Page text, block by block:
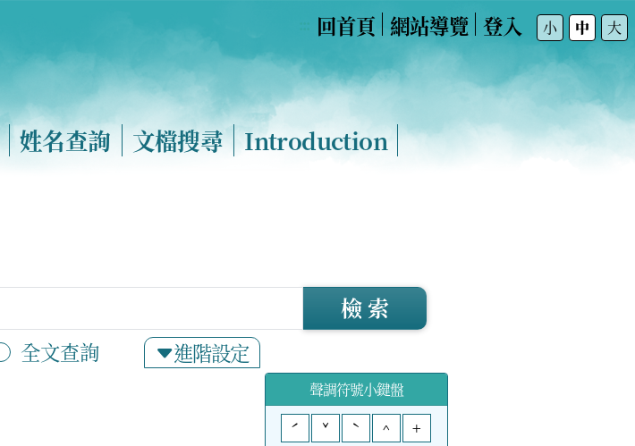
回首頁 網站導覽 登入 小 中 大
姓名查詢 文檔搜尋 Introduction
全文查詢 進階設定
檢 索
聲調符號小鍵盤
ˊ
ˇ ˋ ^ +